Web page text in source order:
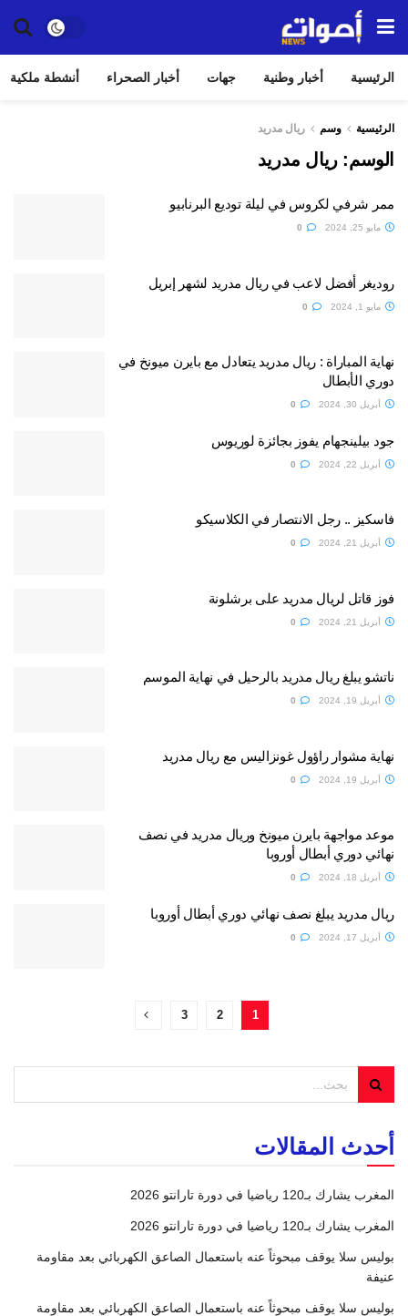
الرئيسية أخبار وطنية جهات أخبار الصحراء أنشطة ملكية
الرئيسية وسم ريال مدريد
الوسم:ريال مدريد
ممر شرفي لكروس في ليلة توديع البرنابيو
مايو 25, 2024
روديغر أفضل لاعب في ريال مدريد لشهر إبريل
مايو 1, 2024
نهاية المباراة : ريال مدريد يتعادل مع بايرن ميونخ في
دوري الأبطال
أبريل 30, 2024
جود بيلينجهام يفوز بجائزة لوريوس
أبريل 22, 2024
فاسكيز .. رجل الانتصار في الكلاسيكو
أبريل 21, 2024
فوز قاتل لريال مدريد على برشلونة
أبريل 21, 2024
ناتشو يبلغ ريال مدريد بالرحيل في نهاية الموسم
أبريل 19, 2024
نهاية مشوار راؤول غونزاليس مع ريال مدريد
أبريل 19, 2024
موعد مواجهة بايرن ميونخ وريال مدريد في نصف
نهائي دوري أبطال أوروبا
أبريل 18, 2024
ريال مدريد ⁦‪يبلغ نصف نهائي دوري أبطال أوروبا
أبريل 17, 2024
1
2
3
أحدث المقالات
المغرب يشارك بـ120 رياضيا في دورة تارانتو 2026
المغرب يشارك بـ120 رياضيا في دورة تارانتو 2026
بوليس سلا يوقف مبحوثاً عنه باستعمال الصاعق الكهربائي بعد مقاومة
عنيفة
بوليس سلا يوقف مبحوثاً عنه باستعمال الصاعق الكهربائي بعد مقاومة